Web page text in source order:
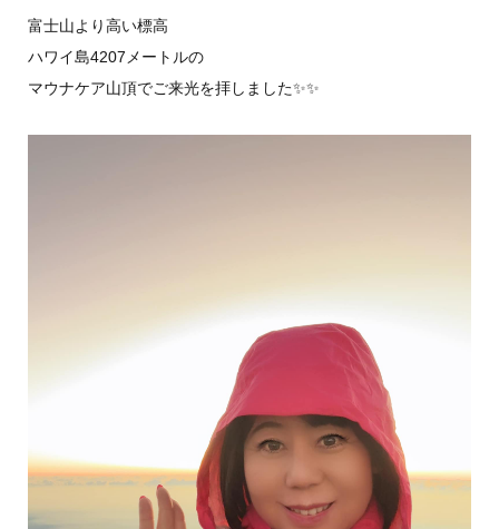
富士山より高い標高
ハワイ島4207メートルの
マウナケア山頂でご来光を拝しました✨✨